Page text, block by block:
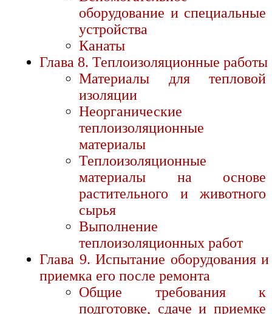
оборудование и специальные
устройства
Канаты
Глава 8. Теплоизоляционные работы
Материалы для тепловой
изоляции
Неорганические
теплоизоляционные
материалы
Теплоизоляционные
материалы на основе
растительного и животного
сырья
Выполнение
теплоизоляционных работ
Глава 9. Испытание оборудования и
приемка его после ремонта
Общие требования к
подготовке, сдаче и приемке